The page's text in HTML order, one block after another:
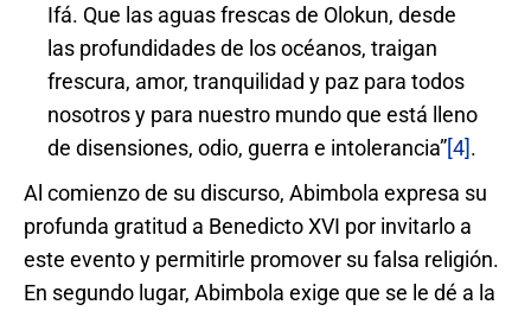
Ifá. Que las aguas frescas de Olokun, desde
las profundidades de los océanos, traigan
frescura, amor, tranquilidad y paz para todos
nosotros y para nuestro mundo que está lleno
de disensiones, odio, guerra e intolerancia”[4].
Al comienzo de su discurso, Abimbola expresa su
profunda gratitud a Benedicto XVI por invitarlo a
este evento y permitirle promover su falsa religión.
En segundo lugar, Abimbola exige que se le dé a la